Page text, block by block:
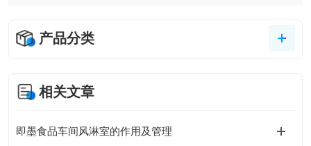
产品分类
相关文章
即墨食品车间风淋室的作用及管理